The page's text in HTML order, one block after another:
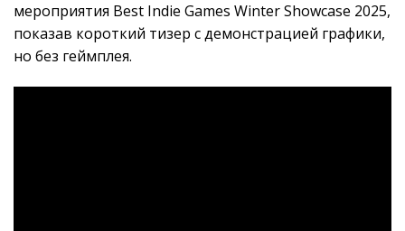
мероприятия Best Indie Games Winter Showcase 2025,
показав короткий тизер с демонстрацией графики,
но без геймплея.